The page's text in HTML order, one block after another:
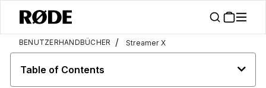
BENUTZERHANDBÜCHER / Streamer X
Table of Contents